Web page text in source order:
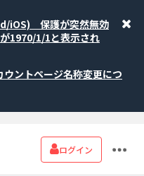
iOS) 保護が突然無効
1970/1/1と表示され
ントページ名称変更につ
ログイン